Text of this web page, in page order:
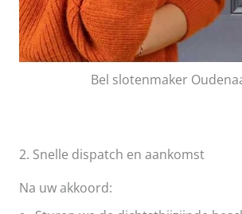
Bel slotenmaker
2. Snelle dispatch en aankomst
Na uw akkoord: